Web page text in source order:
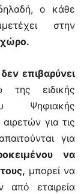
ο κάθε
στην
δεν επιβαρύνει
ειδικής
Ψηφιακής
για τις
για
να
μπορεί να
από εταιρεία